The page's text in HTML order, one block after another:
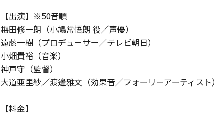
【出演】※50音順
梅田修一朗（小鳩常悟朗 役／声優）
遠藤一樹（プロデューサー／テレビ朝日）
小畑貴裕（音楽）
神戸守（監督）
大道亜里紗／渡邊雅文（効果音／フォーリーアーティスト）
【料金】